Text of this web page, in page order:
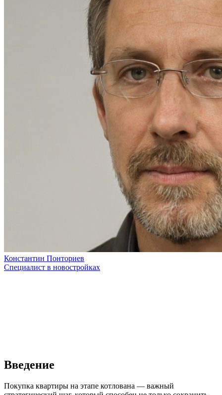
Константин Понториев
Специалист в новостройках
Введение
Покупка квартиры на этапе котлована — важный